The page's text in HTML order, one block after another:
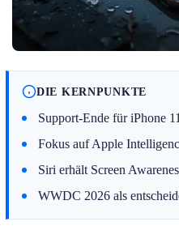
DIE KERNPUNKTE
Support-Ende für iPhone
Fokus auf Apple
Siri erhält Screen
WWDC 2026 als